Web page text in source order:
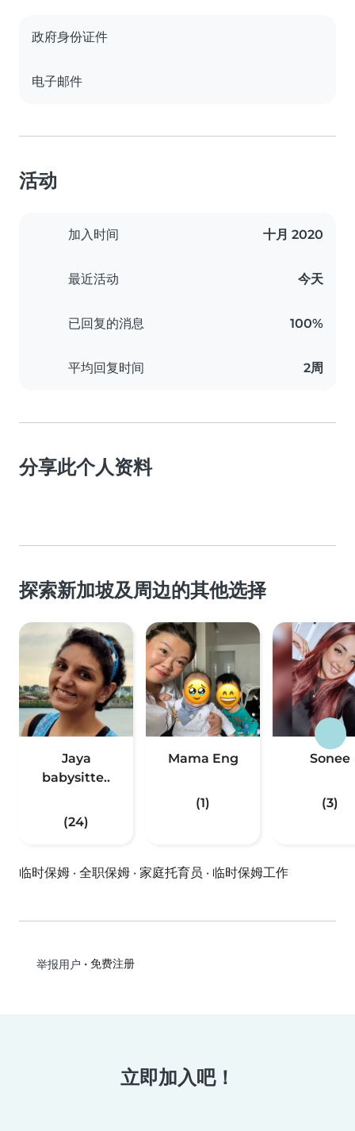
政府身份证件
电子邮件
活动
加入时间 十月 2020
最近活动 今天
已回复的消息 100%
平均回复时间 2周
分享此个人资料
探索新加坡及周边的其他选择
Jaya
babysitte..
(24)
Mama Eng
(1)
Sonee
(3)
临时保姆 · 全职保姆 · 家庭托育员 · 临时保姆工作
举报用户 • 免费注册
立即加入吧！